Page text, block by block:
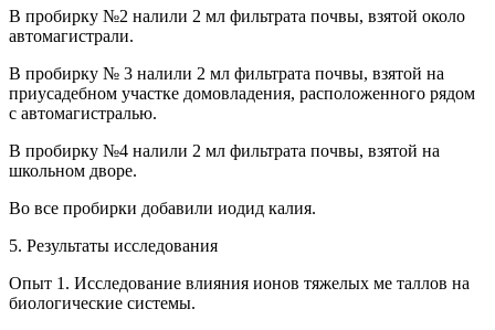
В пробирку №2 налили 2 мл фильтрата почвы, взятой около
автомагистрали.
В пробирку № 3 налили 2 мл фильтрата почвы, взятой на
приусадебном участке домовладения, расположенного рядом
с автомагистралью.
В пробирку №4 налили 2 мл фильтрата почвы, взятой на
школьном дворе.
Во все пробирки добавили иодид калия.
5. Результаты исследования
Опыт 1 . Исследование влияния ионов тяжелых ме таллов на
биологические системы.